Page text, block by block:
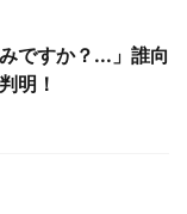
ですか？...」誰向
明！